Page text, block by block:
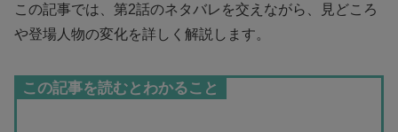
この記事では、第2話のネタバレを交えながら、見どころ
や登場人物の変化を詳しく解説します。
この記事を読むとわかること